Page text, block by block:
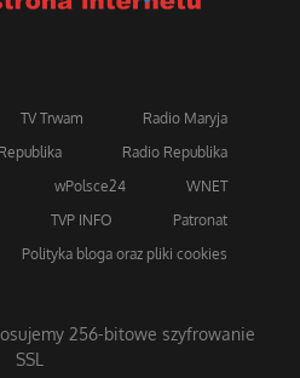
TV Trwam
Radio Maryja
Radio Republika
wPolsce24
WNET
TVP INFO
Patronat
Polityka bloga oraz pliki cookies
256-bitowe szyfrowanie
SSL